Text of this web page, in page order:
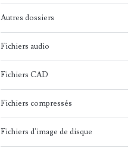
Autres dossiers
Fichiers audio
Fichiers CAD
Fichiers compressés
Fichiers d'image de disque